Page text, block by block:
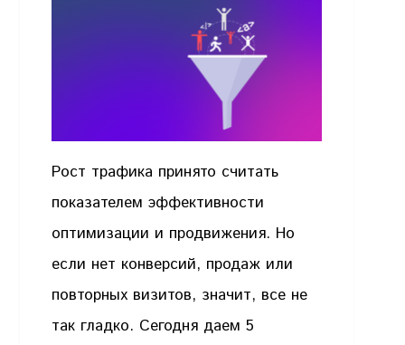
Рост трафика принято считать
показателем эффективности
оптимизации и продвижения. Но
если нет конверсий, продаж или
повторных визитов, значит, все не
так гладко. Сегодня даем 5